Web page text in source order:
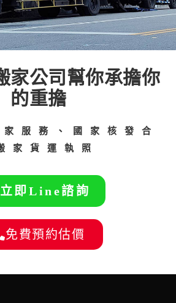
家公司幫你承擔你
的重擔
服務、國家核發合
家貨運執照
立即Line諮詢
免費預約估價